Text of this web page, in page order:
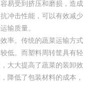
易受到挤压和磨损，造成
冲击性能，可以有效减少
输质量。
率。传统的蔬菜运输方式
低。而塑料周转筐具有轻
大大提高了蔬菜的装卸效
降低了包装材料的成本，